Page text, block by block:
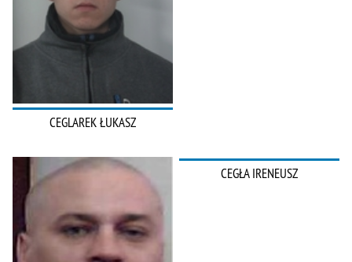
CEGLAREK ŁUKASZ
CEGŁA IRENEUSZ